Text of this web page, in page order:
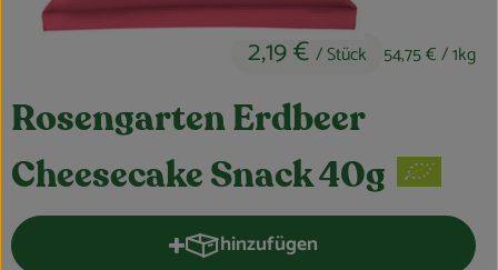
Getränke
Haus, Garten & Co.
So geht’s
Rosengarten Erdbeer
Cheesecake Snack 40g
2,19 € / Stück 54,75 €/ 1kg
hinzufügen
Produkt zum Warenkorb